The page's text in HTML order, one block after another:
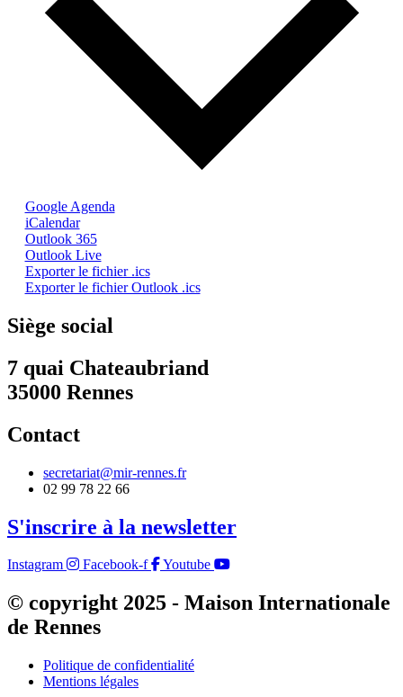
Google Agenda
iCalendar
Outlook 365
Outlook Live
Exporter le fichier .ics
Exporter le fichier Outlook .ics
Siège social
7 quai Chateaubriand
35000 Rennes
Contact
secretariat@mir-rennes.fr
02 99 78 22 66
S'inscrire à la newsletter
Instagram Facebook-f Youtube
© copyright 2025 - Maison Internationale
de Rennes
Politique de confidentialité
Mentions légales